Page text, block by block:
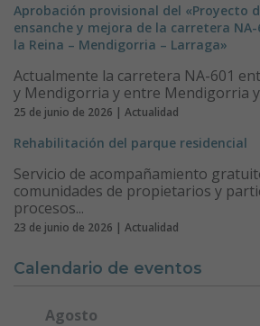
Aprobación provisional del «Proyecto
ensanche y mejora de la carretera
la Reina – Mendigorria – Larraga»
Actualmente la carretera NA-601
y Mendigorria y entre Mendigorria
25 de junio de 2026 | Actualidad
Rehabilitación del parque residencial
Servicio de acompañamiento
comunidades de propietarios y
procesos...
23 de junio de 2026 | Actualidad
Calendario de eventos
Agosto